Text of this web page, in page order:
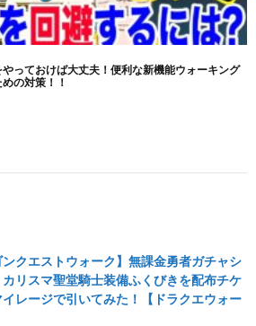
ンクエストウォーク】無課金勇者ガチャシ
カリスマ聖堂騎士装備ふくびきを配布チケ
イレージで引いてみた！【ドラクエウォー